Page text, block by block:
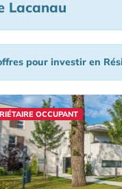
Lacanau
pour investir en
OCCUPANT